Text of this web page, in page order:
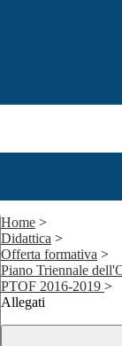
Home >
Didattica >
Offerta formativa >
Piano Triennale
PTOF 2016-2019 >
Allegati